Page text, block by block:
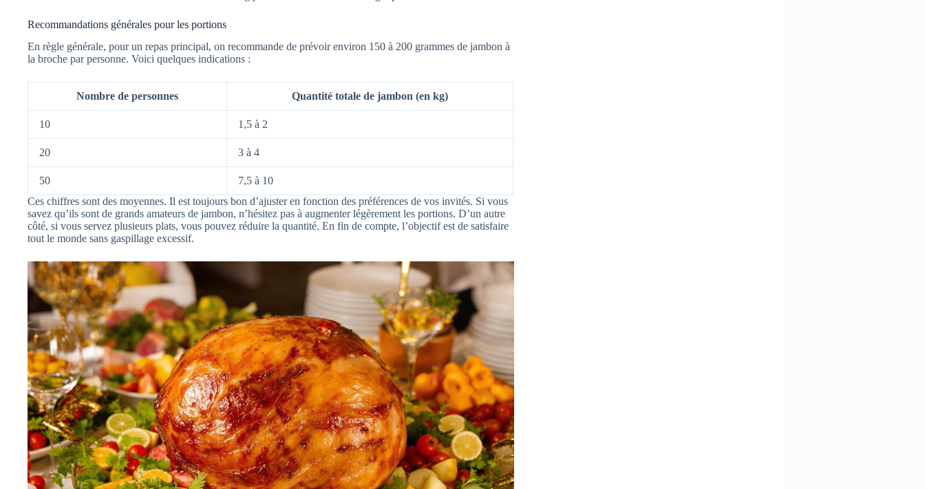
Recommandations générales pour les portions
En règle générale, pour un repas principal, on recommande de prévoir environ 150 à 200 grammes de jambon à
la broche par personne. Voici quelques indications :
Nombre de personnes Quantité totale de jambon (en kg)
10 1,5 à 2
20 3 à 4
50
7,5 à 10
Ces chiffres sont des moyennes. Il est toujours bon d’ajuster en fonction des préférences de vos invités. Si vous
savez qu’ils sont de grands amateurs de jambon, n’hésitez pas à augmenter légèrement les portions. D’un autre
côté, si vous servez plusieurs plats, vous pouvez réduire la quantité. En fin de compte, l’objectif est de satisfaire
tout le monde sans gaspillage excessif.